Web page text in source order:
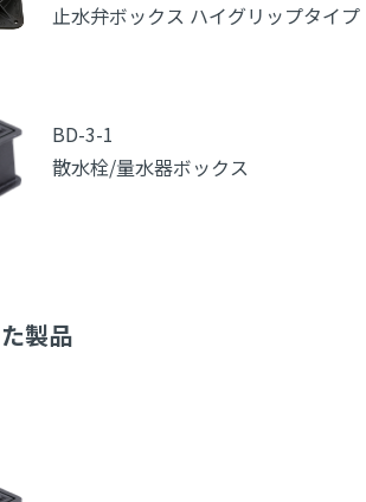
止水弁ボックス ハイグリップタイプ
BD-3-1
散水栓/量水器ボックス
製品